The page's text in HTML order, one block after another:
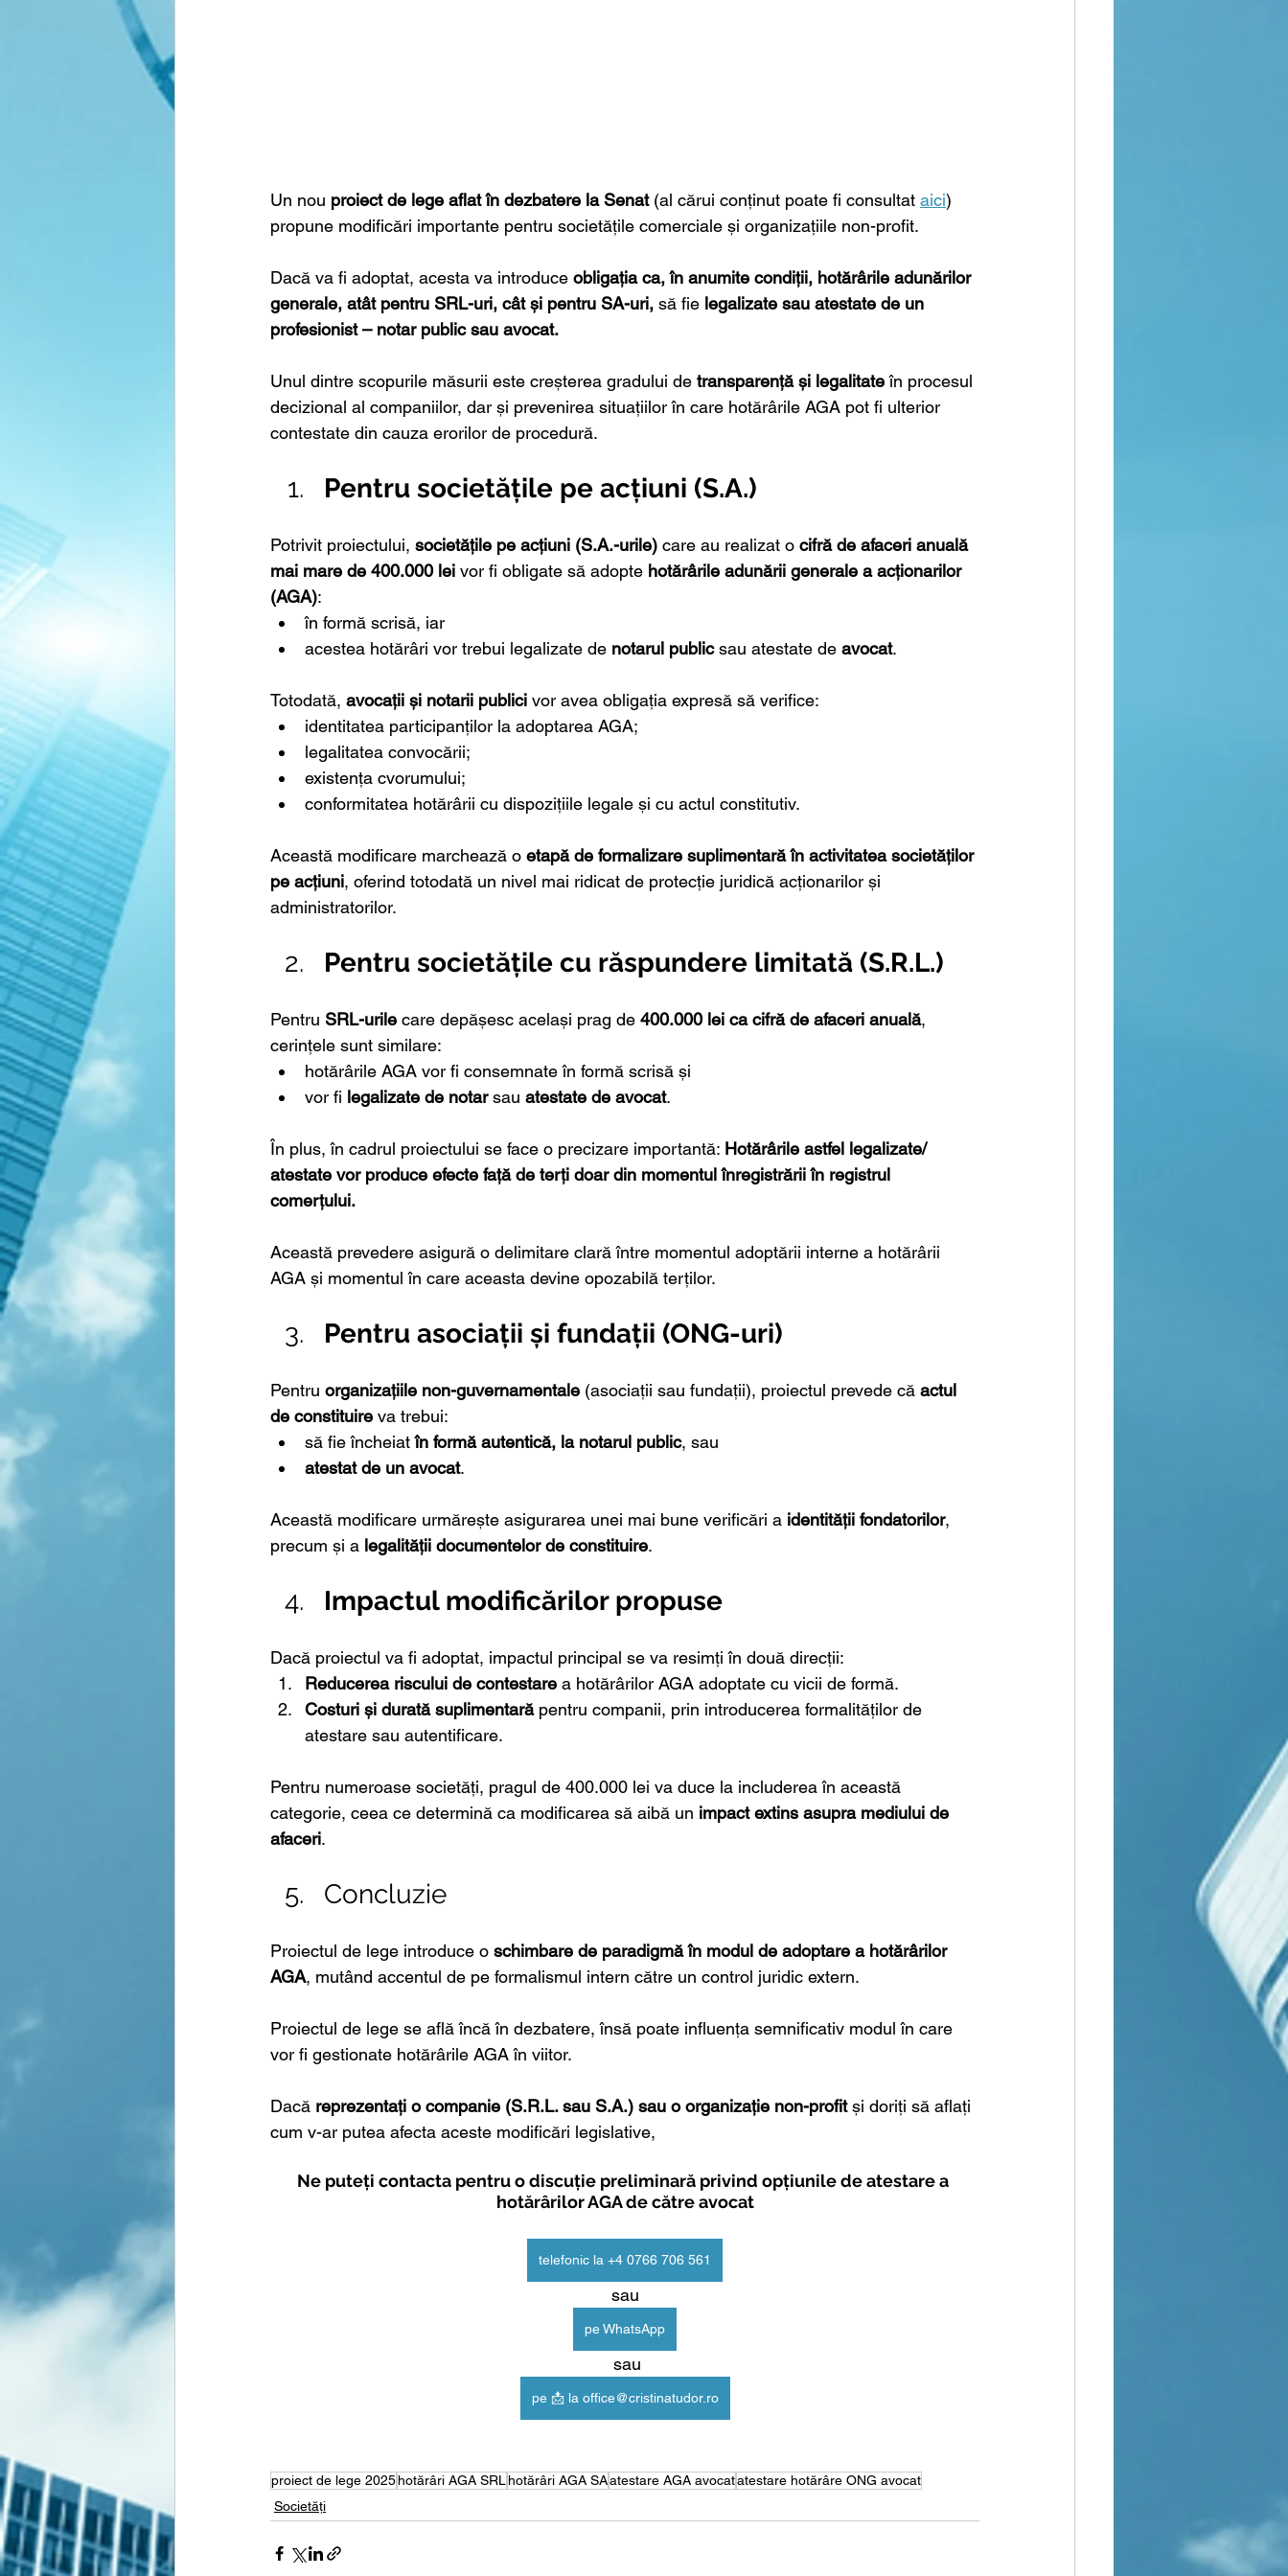
Un nou proiect de lege aflat în dezbatere la Senat (al cărui conținut poate fi consultat aici)
propune modificări importante pentru societățile comerciale și organizațiile non-profit.
Dacă va fi adoptat, acesta va introduce obligația ca, în anumite condiții, hotărârile adunărilor
generale, atât pentru SRL-uri, cât și pentru SA-uri, să fie legalizate sau atestate de un
profesionist – notar public sau avocat.
Unul dintre scopurile măsurii este creșterea gradului de transparență și legalitate în procesul
decizional al companiilor, dar și prevenirea situațiilor în care hotărârile AGA pot fi ulterior
contestate din cauza erorilor de procedură.
Pentru societățile pe acțiuni (S.A.)
Potrivit proiectului, societățile pe acțiuni (S.A.-urile) care au realizat o cifră de afaceri anuală
mai mare de 400.000 lei vor fi obligate să adopte hotărârile adunării generale a acționarilor
(AGA):
în formă scrisă, iar
acestea hotărâri vor trebui legalizate de notarul public sau atestate de avocat.
Totodată, avocații și notarii publici vor avea obligația expresă să verifice:
identitatea participanților la adoptarea AGA;
legalitatea convocării;
existența cvorumului;
conformitatea hotărârii cu dispozițiile legale și cu actul constitutiv.
Această modificare marchează o etapă de formalizare suplimentară în activitatea societăților
pe acțiuni, oferind totodată un nivel mai ridicat de protecție juridică acționarilor și
administratorilor.
Pentru societățile cu răspundere limitată (S.R.L.)
Pentru SRL-urile care depășesc același prag de 400.000 lei ca cifră de afaceri anuală,
cerințele sunt similare:
hotărârile AGA vor fi consemnate în formă scrisă și
vor fi legalizate de notar sau atestate de avocat.
În plus, în cadrul proiectului se face o precizare importantă: Hotărârile astfel legalizate/
atestate vor produce efecte față de terți doar din momentul înregistrării în registrul
comerțului.
Această prevedere asigură o delimitare clară între momentul adoptării interne a hotărârii
AGA și momentul în care aceasta devine opozabilă terților.
Pentru asociații și fundații (ONG-uri)
Pentru organizațiile non-guvernamentale (asociații sau fundații), proiectul prevede că actul
de constituire va trebui:
să fie încheiat în formă autentică, la notarul public, sau
atestat de un avocat.
Această modificare urmărește asigurarea unei mai bune verificări a identității fondatorilor,
precum și a legalității documentelor de constituire.
Impactul modificărilor propuse
Dacă proiectul va fi adoptat, impactul principal se va resimți în două direcții:
Reducerea riscului de contestare a hotărârilor AGA adoptate cu vicii de formă.
Costuri și durată suplimentară pentru companii, prin introducerea formalităților de
atestare sau autentificare.
Pentru numeroase societăți, pragul de 400.000 lei va duce la includerea în această
categorie, ceea ce determină ca modificarea să aibă un impact extins asupra mediului de
afaceri.
Concluzie
Proiectul de lege introduce o schimbare de paradigmă în modul de adoptare a hotărârilor
AGA, mutând accentul de pe formalismul intern către un control juridic extern.
Proiectul de lege se află încă în dezbatere, însă poate influența semnificativ modul în care
vor fi gestionate hotărârile AGA în viitor.
Dacă reprezentați o companie (S.R.L. sau S.A.) sau o organizație non-profit și doriți să aflați
cum v-ar putea afecta aceste modificări legislative,
Ne puteți contacta pentru o discuție preliminară privind opțiunile de atestare a
hotărârilor AGA de către avocat
telefonic la +4 0766 706 561
sau
pe WhatsApp
sau
pe 📩 la office@cristinatudor.ro
proiect de lege 2025hotărâri AGA SRLhotărâri AGA SAatestare AGA avocatatestare hotărâre ONG avocat
Societăți